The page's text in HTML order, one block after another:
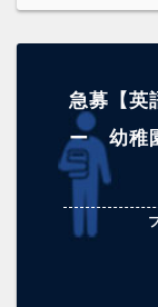
急募【英
ー 幼稚